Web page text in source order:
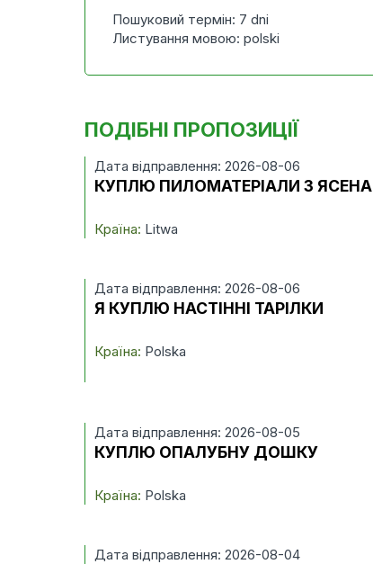
Пошуковий термін: 7 dni
Листування мовою: polski
ПОДІБНІ ПРОПОЗИЦІЇ
Дата відправлення: 2026-08-06
КУПЛЮ ПИЛОМАТЕРІАЛИ З ЯСЕНА
Країна: Litwa
Дата відправлення: 2026-08-06
Я КУПЛЮ НАСТІННІ ТАРІЛКИ
Країна: Polska
Дата відправлення: 2026-08-05
КУПЛЮ ОПАЛУБНУ ДОШКУ
Країна: Polska
Дата відправлення: 2026-08-04